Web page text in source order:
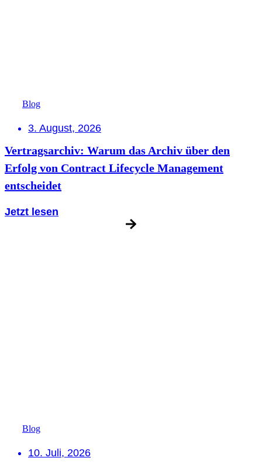
Blog
3. August, 2026
Vertragsarchiv: Warum das Archiv über den
Erfolg von Contract Lifecycle Management
entscheidet
Jetzt lesen
Blog
10. Juli, 2026